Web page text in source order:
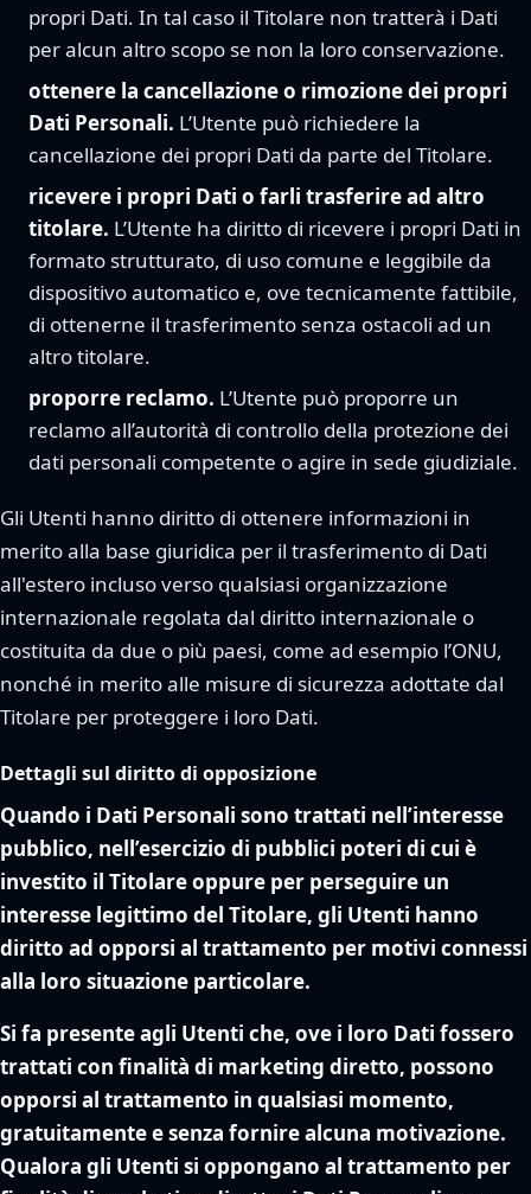
propri Dati. In tal caso il Titolare non tratterà i Dati
per alcun altro scopo se non la loro conservazione.
ottenere la cancellazione o rimozione dei propri
Dati Personali. L’Utente può richiedere la
cancellazione dei propri Dati da parte del Titolare.
ricevere i propri Dati o farli trasferire ad altro
titolare. L’Utente ha diritto di ricevere i propri Dati in
formato strutturato, di uso comune e leggibile da
dispositivo automatico e, ove tecnicamente fattibile,
di ottenerne il trasferimento senza ostacoli ad un
altro titolare.
proporre reclamo. L’Utente può proporre un
reclamo all’autorità di controllo della protezione dei
dati personali competente o agire in sede giudiziale.
Gli Utenti hanno diritto di ottenere informazioni in
merito alla base giuridica per il trasferimento di Dati
all'estero incluso verso qualsiasi organizzazione
internazionale regolata dal diritto internazionale o
costituita da due o più paesi, come ad esempio l’ONU,
nonché in merito alle misure di sicurezza adottate dal
Titolare per proteggere i loro Dati.
Dettagli sul diritto di opposizione
Quando i Dati Personali sono trattati nell’interesse
pubblico, nell’esercizio di pubblici poteri di cui è
investito il Titolare oppure per perseguire un
interesse legittimo del Titolare, gli Utenti hanno
diritto ad opporsi al trattamento per motivi connessi
alla loro situazione particolare.
Si fa presente agli Utenti che, ove i loro Dati fossero
trattati con finalità di marketing diretto, possono
opporsi al trattamento in qualsiasi momento,
gratuitamente e senza fornire alcuna motivazione.
Qualora gli Utenti si oppongano al trattamento per